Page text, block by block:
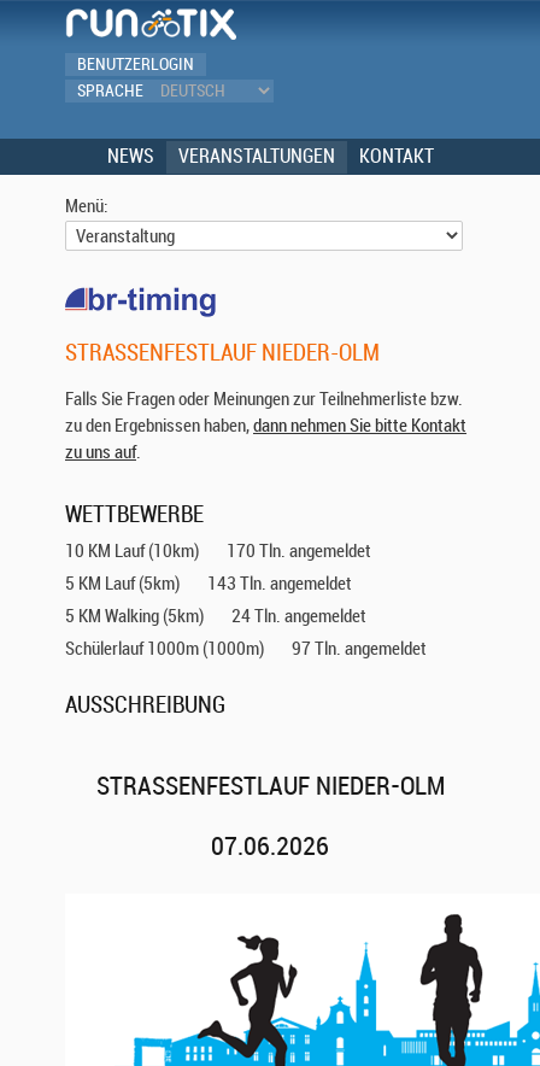
BENUTZERLOGIN
SPRACHE
NEWS VERANSTALTUNGEN KONTAKT
Menü:
STRASSENFESTLAUF NIEDER-OLM
Falls Sie Fragen oder Meinungen zur Teilnehmerliste bzw.
zu den Ergebnissen haben,dann nehmen Sie bitte Kontakt
zu uns auf.
WETTBEWERBE
10 KM Lauf (10km)
170 Tln. angemeldet
5 KM Lauf (5km)
143 Tln. angemeldet
5 KM Walking (5km)
24 Tln. angemeldet
Schülerlauf 1000m (1000m)
97 Tln. angemeldet
AUSSCHREIBUNG
STRASSENFESTLAUF NIEDER-OLM 0
7.06.2026